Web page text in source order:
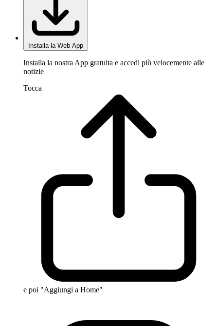
Installa la Web App
Installa la nostra App gratuita e accedi più velocemente alle
notizie
Tocca
e poi "Aggiungi a Home"